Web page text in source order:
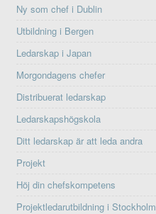
Ny som chef i Dublin
Utbildning i Bergen
Ledarskap i Japan
Morgondagens chefer
Distribuerat ledarskap
Ledarskapshögskola
Ditt ledarskap är att leda andra
Projekt
Höj din chefskompetens
Projektledarutbildning i Stockholm